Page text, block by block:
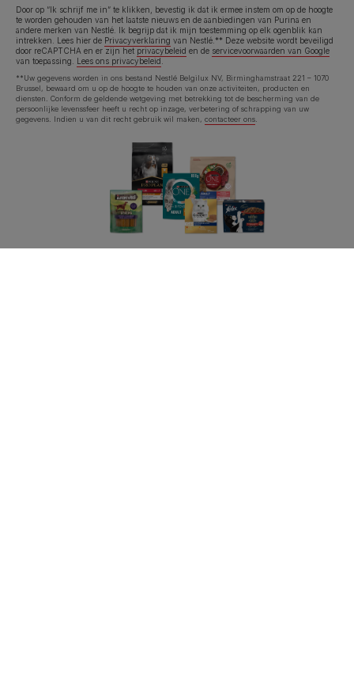
Door op “Ik schrijf me in” te klikken, bevestig ik dat ik ermee instem om op de hoogte
te worden gehouden van het laatste nieuws en de aanbiedingen van Purina en
andere merken van Nestlé. Ik begrijp dat ik mijn toestemming op elk ogenblik kan
intrekken. Lees hier de Privacyverklaring van Nestlé.** Deze website wordt beveiligd
door reCAPTCHA en er zijn het privacybeleid en de servicevoorwaarden van Google
van toepassing.
Lees ons privacybeleid
**Uw gegevens worden in ons bestand Nestlé Belgilux NV, Birminghamstraat 221 – 1070
Brussel, bewaard om u op de hoogte te houden van onze activiteiten, producten en
diensten. Conform de geldende wetgeving met betrekking tot de bescherming van de
persoonlijke levenssfeer heeft u recht op inzage, verbetering of schrapping van uw
gegevens. Indien u van dit recht gebruik wil maken, contacteer ons.